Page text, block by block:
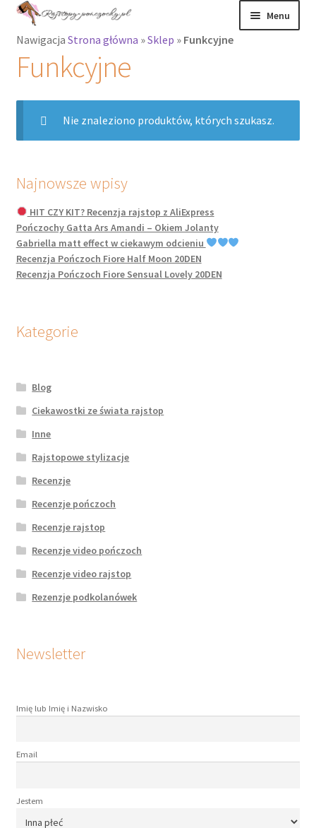
Przejdź
nawigacji
Przejdź
treści
Menu
Rajstopy
Rozwiń
menu
potomne
Rajstopy Orirose
Pończochy i
zakolanówki
Podkolanówki i
skarpetki
Wszystkie
produkty
Nawigacja Strona główna »Sklep » Funkcyjne
Funkcyjne
Nie znaleziono produktów, których szukasz.
Najnowsze wpisy
HIT CZY KIT? Recenzja rajstop z AliExpress
Pończochy Gatta Ars Amandi – Okiem Jolanty
Gabriella matt effect w ciekawym odcieniu
Recenzja Pończoch Fiore Half Moon 20DEN
Recenzja Pończoch Fiore Sensual Lovely 20DEN
Kategorie
Blog
Ciekawostki ze świata rajstop
Inne
Rajstopowe stylizacje
Recenzje
Recenzje pończoch
Recenzje rajstop
Recenzje video pończoch
Recenzje video rajstop
Rezenzje podkolanówek
Newsletter
Imię lub Imię i Nazwisko
Email
Jestem